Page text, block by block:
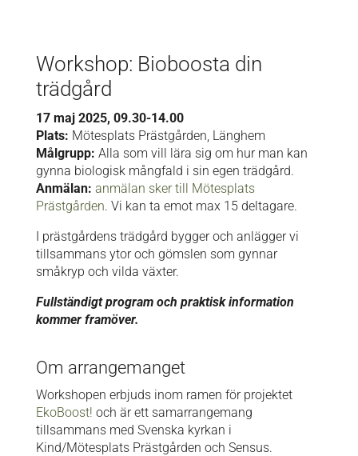
Workshop: Bioboosta din
trädgård
17 maj 2025, 09.30-14.00
Plats: Mötesplats Prästgården, Länghem
Målgrupp: Alla som vill lära sig om hur man kan
gynna biologisk mångfald i sin egen trädgård.
Anmälan: anmälan sker till Mötesplats
Prästgården. Vi kan ta emot max 15 deltagare.
I prästgårdens trädgård bygger och anlägger vi
tillsammans ytor och gömslen som gynnar
småkryp och vilda växter.
Fullständigt program och praktisk information
kommer framöver.
Om arrangemanget
Workshopen erbjuds inom ramen för projektet
EkoBoost! och är ett samarrangemang
tillsammans med Svenska kyrkan i
Kind/Mötesplats Prästgården och Sensus.